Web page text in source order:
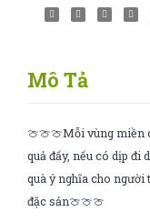
Mô Tả
🍈🍈🍈Mỗi vùng miền
quả đấy, nếu có dịp đi
quà ý nghĩa cho người
đặc sản🍈🍈🍈